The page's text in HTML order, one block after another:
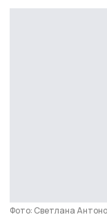
Фото: Светлана